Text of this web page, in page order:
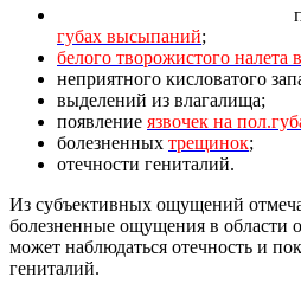
губах высыпаний;
белого творожистого налета
неприятного кисловатого
выделений из влагалища;
появление язвочек на
болезненных трещинок;
отечности гениталий.
Из субъективных ощущений
болезненные ощущения в области
может наблюдаться отечность и
гениталий.